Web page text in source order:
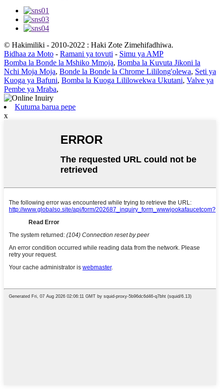
© Hakimiliki - 2010-2022 : Haki Zote Zimehifadhiwa.
Bidhaa za Moto - Ramani ya tovuti - Simu ya AMP
Bomba la Bonde la Mshiko Mmoja, Bomba la Kuvuta Jikoni la
Nchi Moja Moja, Bonde la Bonde la Chrome Lililong'olewa, Seti ya
Kuoga ya Bafuni, Bomba la Kuoga Lililowekwa Ukutani, Valve ya
Pembe ya Mraba,
Kutuma barua pepe
x